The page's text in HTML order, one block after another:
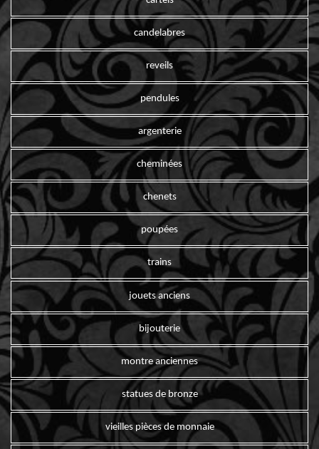
candelabres
reveils
pendules
argenterie
cheminées
chenets
poupées
trains
jouets anciens
bijouterie
montre anciennes
statues de bronze
vieilles pièces de monnaie